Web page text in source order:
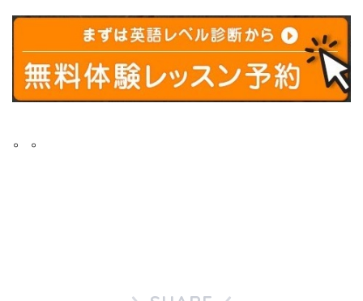
。。